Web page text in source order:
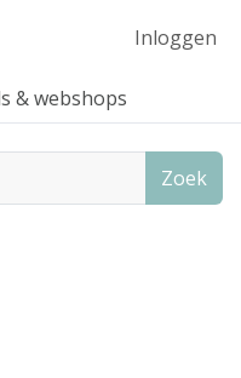
Inloggen
& webshops
Zoek